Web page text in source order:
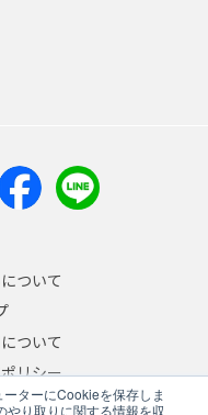
ターにCookieを保存しま
り取りに関する情報を収
ついて
ついて
リシー
について